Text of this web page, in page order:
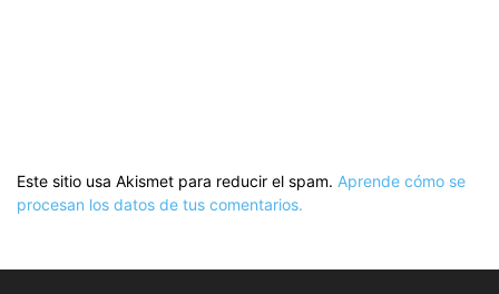
Este sitio usa Akismet para reducir el spam. Aprende cómo se
procesan los datos de tus comentarios.